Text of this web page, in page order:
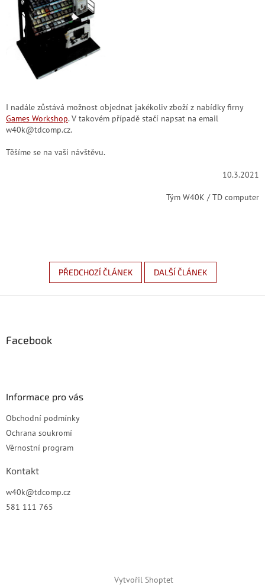
I nadále zůstává možnost objednat jakékoliv zboží z nabídky firny
Games Workshop. V takovém případě stačí napsat na email
w40k@tdcomp.cz.
Těšíme se na vaši návštěvu.
10.3.2021
Tým W40K / TD computer
PŘEDCHOZÍ ČLÁNEK DALŠÍ ČLÁNEK
Facebook
Informace pro vás
Obchodní podmínky
Ochrana soukromí
Věrnostní program
Kontakt
w40k@tdcomp.cz
581 111 765
Vytvořil Shoptet